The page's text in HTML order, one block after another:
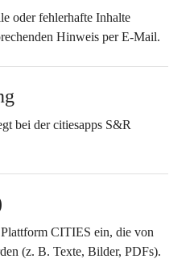
oder fehlerhafte Inhalte
Hinweis per E-Mail.
bei der citiesapps S&R
CITIES ein, die von
(z. B. Texte, Bilder, PDFs).